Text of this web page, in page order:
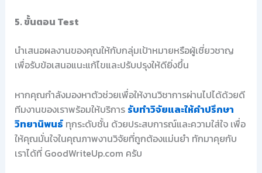
5. ขั้นตอน Test
นำเสนอผลงานของคุณให้กับกลุ่มเป้าหมายหรือผู้เชี่ยวชาญ
เพื่อรับข้อเสนอแนะแก้ไขและปรับปรุงให้ดียิ่งขึ้น
หากคุณกำลังมองหาตัวช่วยเพื่อให้งานวิชาการผ่านไปได้ด้วยดี
ทีมงานของเราพร้อมให้บริการ รับทำวิจัยและให้คำปรึกษา
วิทยานิพนธ์ทุกระดับชั้น ด้วยประสบการณ์และความใส่ใจ เพื่อ
ให้คุณมั่นใจในคุณภาพงานวิจัยที่ถูกต้องแม่นยำ ทักมาคุยกับ
เราได้ที่ GoodWriteUp.com ครับ